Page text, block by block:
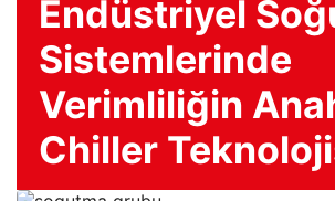
Endüstriyel
Sistemlerinde
Verimliliğin
Chiller